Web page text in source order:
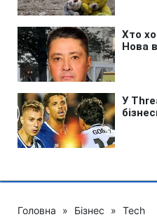
Головна » Бізнес » Tech